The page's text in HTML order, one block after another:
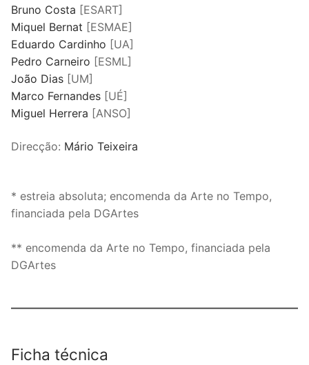
Bruno Costa [ESART]
Miquel Bernat [ESMAE]
Eduardo Cardinho [UA]
Pedro Carneiro [ESML]
João Dias [UM]
Marco Fernandes [UÉ]
Miguel Herrera [ANSO]
Direcção: Mário Teixeira
* estreia absoluta; encomenda da Arte no Tempo,
financiada pela DGArtes
** encomenda da Arte no Tempo, financiada pela
DGArtes
Ficha técnica